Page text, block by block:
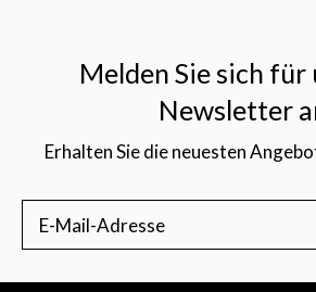
Melden Sie sich für
Newsletter
Erhalten Sie die neuesten